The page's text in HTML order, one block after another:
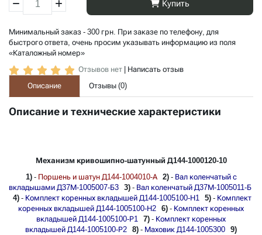
Купить
Минимальный заказ - 300 грн. При заказе по телефону, для
быстрого ответа, очень просим указывать информацию из поля
«Каталожный номер»
Отзывов нет
Написать отзыв
Описание
Отзывы (0)
Описание и технические характеристики
Механизм кривошипно-шатунный Д144-1000120-10
1) - Поршень и шатун Д144-1004010-А 2)- Вал коленчатый с
вкладышами Д37М-1005007-Б3 3) - Вал коленчатый Д37М-1005011-Б
4)- Комплект коренных вкладышей Д144-1005100-Н1 5) - Комплект
коренных вкладышей Д144-1005100-Н2 6) - Комплект коренных
вкладышей Д144-1005100-Р1 7) - Комплект коренных
вкладышей Д144-1005100-Р2 8) - Маховик Д144-1005300 9)